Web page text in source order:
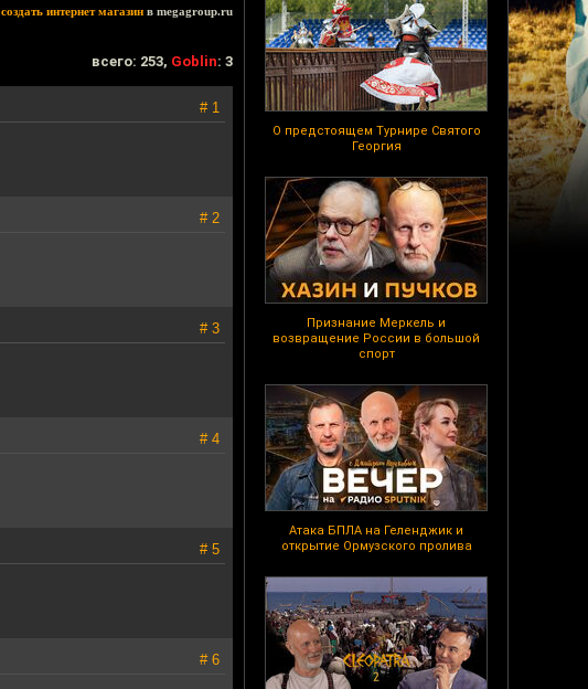
О предстоящем Турнире Святого
Георгия
Признание Меркель и
возвращение России в большой
спорт
Атака БПЛА на Геленджик и
открытие Ормузского пролива
создать интернет магазин в megagroup.ru
всего: 253, Goblin: 3
# 1
# 2
# 3
# 4
# 5
# 6